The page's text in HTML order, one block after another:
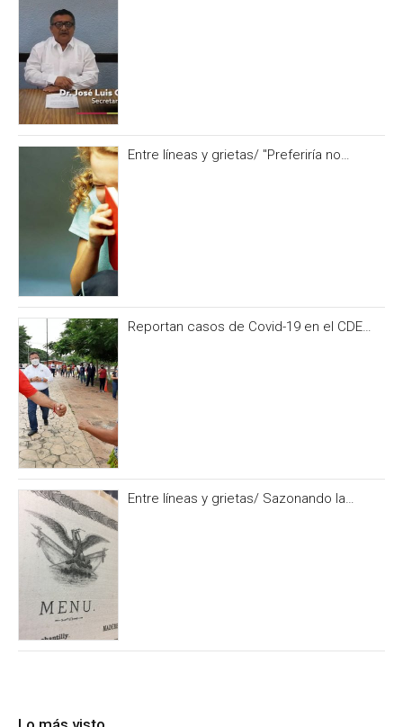
Entre líneas y grietas/ "Preferiría no
Reportan casos de Covid-19 en el CDE
Entre líneas y grietas/ Sazonando la